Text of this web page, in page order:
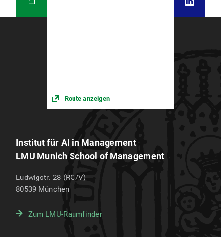
Route anzeigen
Institut für AI in Management
LMU Munich School of Management
Ludwigstr. 28 (RG/V)
80539 München
Zum LMU-Raumfinder